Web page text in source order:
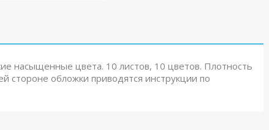
насыщенные цвета. 10 листов, 10 цветов. Плотность
стороне обложки приводятся инструкции по